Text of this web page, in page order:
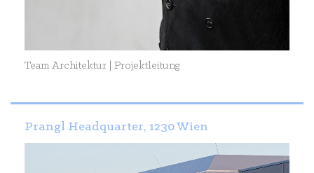
Team Architektur | Projektleitung
Prangl Headquarter, 1230 Wien